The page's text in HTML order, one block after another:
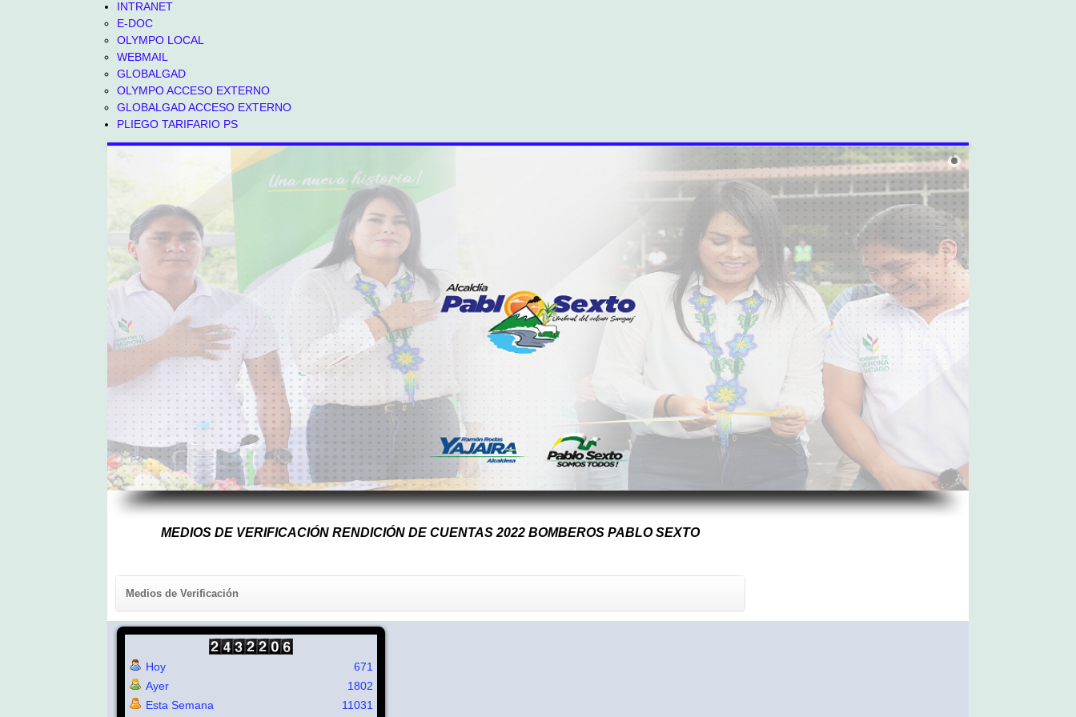
INTRANET
E-DOC
OLYMPO LOCAL
WEBMAIL
GLOBALGAD
OLYMPO ACCESO EXTERNO
GLOBALGAD ACCESO EXTERNO
PLIEGO TARIFARIO PS
MEDIOS DE VERIFICACIÓN RENDICIÓN DE CUENTAS 2022 BOMBEROS PABLO SEXTO
Medios de Verificación
Hoy
Ayer
Esta Semana
671
1802
11031